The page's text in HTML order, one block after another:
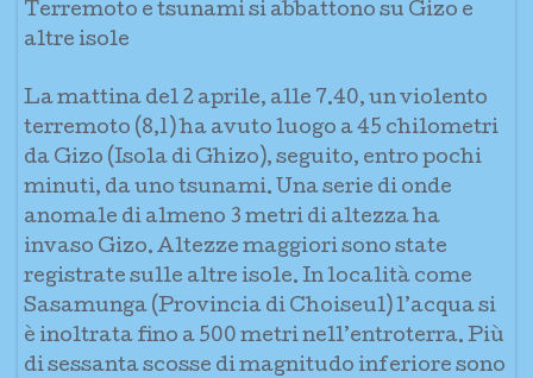
Terremoto e tsunami si abbattono su Gizo e
altre isole
La mattina del 2 aprile, alle 7.40, un violento
terremoto (8,1) ha avuto luogo a 45 chilometri
da Gizo (Isola di Ghizo), seguito, entro pochi
minuti, da uno tsunami. Una serie di onde
anomale di almeno 3 metri di altezza ha
invaso Gizo. Altezze maggiori sono state
registrate sulle altre isole. In località come
Sasamunga (Provincia di Choiseul) l’acqua si
è inoltrata fino a 500 metri nell’entroterra. Più
di sessanta scosse di magnitudo inferiore sono